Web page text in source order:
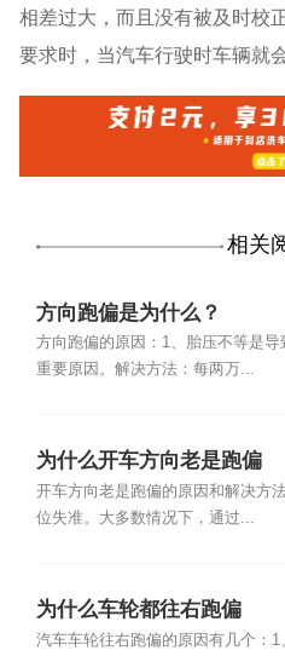
相差过大，而且没有被及时校
要求时，当汽车行驶时车辆就
相关
方向跑偏是为什么？
方向跑偏的原因：1、胎压不等是导
重要原因。解决方法：每两万...
为什么开车方向老是跑偏
开车方向老是跑偏的原因和解决方
位失准。大多数情况下，通过...
为什么车轮都往右跑偏
汽车车轮往右跑偏的原因有几个：1